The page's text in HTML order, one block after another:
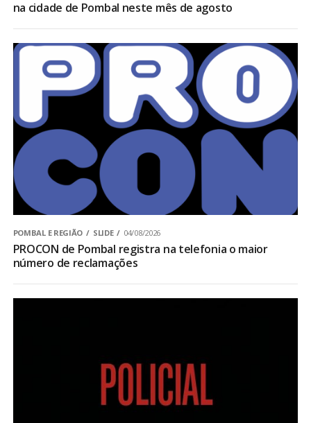
na cidade de Pombal neste mês de agosto
POMBAL E REGIÃO SLIDE 04/08/2026
PROCON de Pombal registra na telefonia o maior
número de reclamações